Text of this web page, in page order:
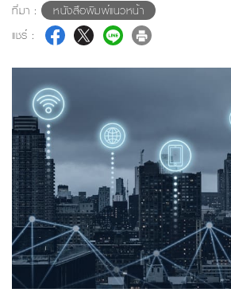
ที่มา :
หนังสือพิมพ์แนวหน้า
แชร์ :